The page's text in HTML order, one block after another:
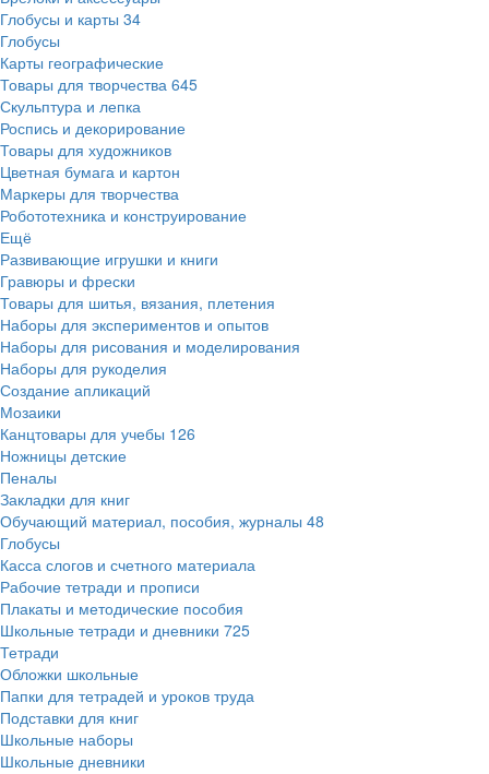
Глобусы и карты 34
Глобусы
Карты географические
Товары для творчества 645
Скульптура и лепка
Роспись и декорирование
Товары для художников
Цветная бумага и картон
Маркеры для творчества
Робототехника и конструирование
Ещё
Развивающие игрушки и книги
Гравюры и фрески
Товары для шитья, вязания, плетения
Наборы для экспериментов и опытов
Наборы для рисования и моделирования
Наборы для рукоделия
Создание апликаций
Мозаики
Канцтовары для учебы 126
Ножницы детские
Пеналы
Закладки для книг
Обучающий материал, пособия, журналы 48
Глобусы
Касса слогов и счетного материала
Рабочие тетради и прописи
Плакаты и методические пособия
Школьные тетради и дневники 725
Тетради
Обложки школьные
Папки для тетрадей и уроков труда
Подставки для книг
Школьные наборы
Школьные дневники